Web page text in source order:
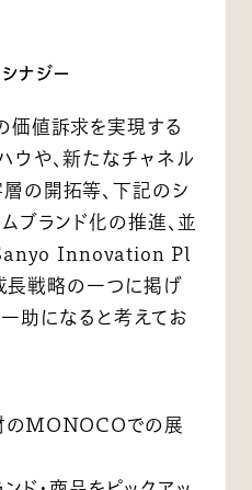
ナジー
値訴求を実現する
ウや、新たなチャネル
の開拓等、下記のシ
ブランド化の推進、並
Sanyo Innovation Pl
長戦略の一つに掲げ
助になると考えてお
のMONOCOでの展